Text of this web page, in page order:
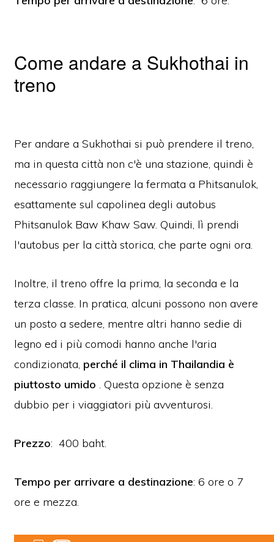
Come andare a Sukhothai in
treno
Per andare a Sukhothai si può prendere il treno,
ma in questa città non c'è una stazione, quindi è
necessario raggiungere la fermata a Phitsanulok,
esattamente sul capolinea degli autobus
Phitsanulok Baw Khaw Saw.Quindi, lì prendi
l'autobus per la città storica, che parte ogni ora.
Inoltre, il treno offre la prima, la seconda e la
terza classe. In pratica, alcuni possono non avere
un posto a sedere, mentre altri hanno sedie di
legno ed i più comodi hanno anche l'aria
condizionata, perché il clima in Thailandia è
piuttosto umido .Questa opzione è senza
dubbio per i viaggiatori più avventurosi.
Prezzo: 400 baht.
Tempo per arrivare a destinazione: 6 ore o 7
ore e mezza.